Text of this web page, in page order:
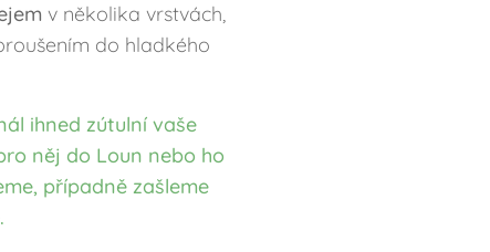
v několika vrstvách,
do hladkého
ihned zútulní vaše
něj do Loun nebo ho
případně zašleme